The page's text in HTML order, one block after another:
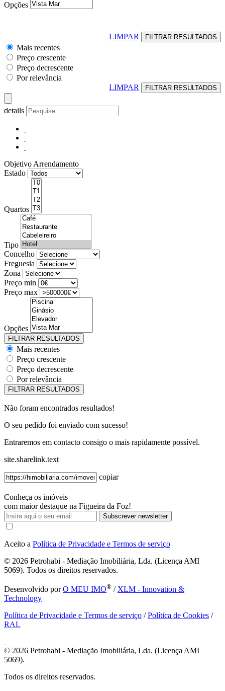
Opções
LIMPAR
Mais recentes
Preço crescente
Preço decrescente
Por relevância
LIMPAR
details
Objetivo Arrendamento
Estado
Quartos
Tipo
Concelho
Freguesia
Zona
Preço min
Preço max
Opções
Mais recentes
Preço crescente
Preço decrescente
Por relevância
Não foram encontrados resultados!
O seu pedido foi enviado com sucesso!
Entraremos em contacto consigo o mais rapidamente possível.
site.sharelink.text
copiar
Conheça os imóveis
com maior destaque na Figueira da Foz!
Subscrever newsletter
Aceito a Política de Privacidade e Termos de serviço
© 2026 Petrohabi - Mediação Imobiliária, Lda. (Licença AMI
5069). Todos os direitos reservados.
Desenvolvido porO MEU IMO® / XLM - Innovation &
Technology
Política de Privacidade e Termos de serviço /Política de Cookies /
RAL
© 2026 Petrohabi - Mediação Imobiliária, Lda. (Licença AMI
5069).
Todos os direitos reservados.